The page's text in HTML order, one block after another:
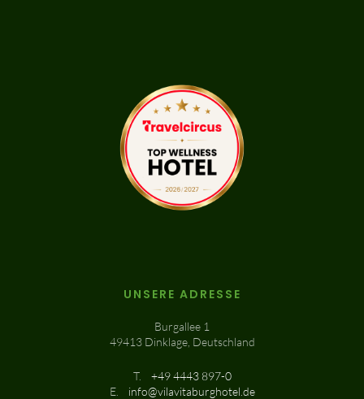
UNSERE ADRESSE
Burgallee 1
49413 Dinklage, Deutschland
T.
+49 4443 897-0
E.
info@vilavitaburghotel.de